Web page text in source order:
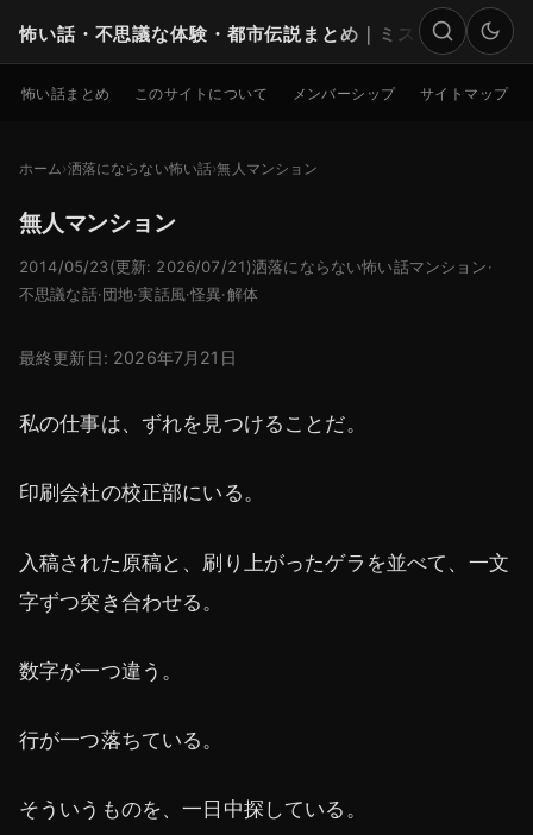
怖い話・不思議な体験・都市伝説まとめ｜ミステリー
検索
怖い話まとめ このサイトについて メンバーシップ サイトマップ
ホーム 洒落にならない怖い話 無人マンション
無人マンション
2014/05/23(更新: 2026/07/21)洒落にならない怖い話マンション ·
不思議な話· 団地·実話風·怪異·解体
最終更新日: 2026年7月21日
私の仕事は、ずれを見つけることだ。
印刷会社の校正部にいる。
入稿された原稿と、刷り上がったゲラを並べて、一文
字ずつ突き合わせる。
数字が一つ違う。
行が一つ落ちている。
そういうものを、一日中探している。